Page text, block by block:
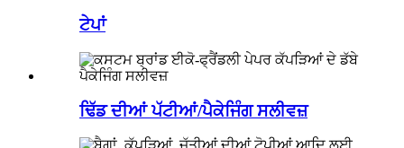
ਟੇਪਾਂ
ਢਿੱਡ ਦੀਆਂ ਪੱਟੀਆਂ/ਪੈਕੇਜਿੰਗ ਸਲੀਵਜ਼